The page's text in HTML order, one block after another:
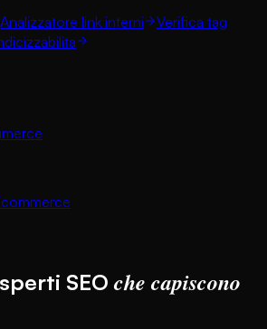
Analizzatore link interni
Verifica tag
SEO che capiscono